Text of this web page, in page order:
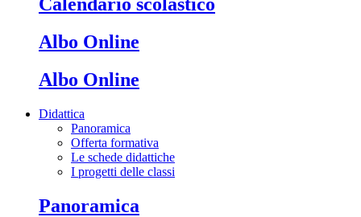
Calendario scolastico
Albo Online
Albo Online
Didattica
Panoramica
Offerta formativa
Le schede didattiche
I progetti delle classi
Panoramica